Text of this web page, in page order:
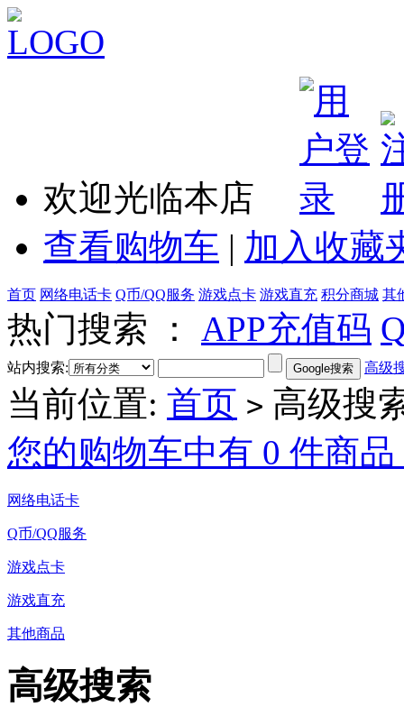
欢迎光临本店
查看购物车 | 加入收藏
首页 网络电话卡 Q币/QQ服务 游戏点卡 游戏直充 积分商城 其
热门搜索 ： APP充值码
站内搜索: 高级
当前位置: 首页 > 高级搜
您的购物车中有 0 件商
网络电话卡
Q币/QQ服务
游戏点卡
游戏直充
其他商品
高级搜索